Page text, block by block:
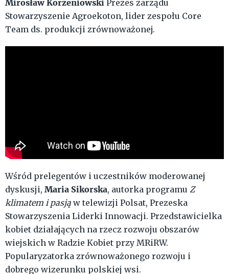
Mirosław Korzeniowski Prezes zarządu
Stowarzyszenie Agroekoton, lider zespołu Core
Team ds. produkcji zrównoważonej.
Wśród prelegentów i uczestników moderowanej
dyskusji, Maria Sikorska, autorka programu Z
klimatem i pasją w telewizji Polsat, Prezeska
Stowarzyszenia Liderki Innowacji. Przedstawicielka
kobiet działających na rzecz rozwoju obszarów
wiejskich w Radzie Kobiet przy MRiRW.
Popularyzatorka zrównoważonego rozwoju i
dobrego wizerunku polskiej wsi.